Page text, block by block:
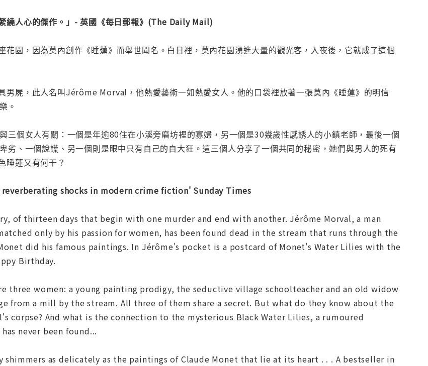
繞人心的傑作。」- 英國《每日郵報》(The Daily Mail)
花園，因為莫內創作《睡蓮》而舉世聞名。白日裡，莫內花園湧進大量的觀光客，入夜後，它就成了這個
男屍，此人名叫Jérôme Morval，他熱愛藝術一如熱愛女人。他的口袋裡放著一張莫內《睡蓮》的明信
。
三個女人有關：一個是年逾80住在小溪旁磨坊裡的寡婦，另一個是30幾歲性感誘人的小鎮老師，最後一個
劣、一個說謊、另一個則是眼中只有自己的自大狂。這三個人分享了一個共同的秘密，她們與男人的死有
睡蓮又有何干？
shocks in modern crime fiction' Sunday Times
of thirteen days that begin with one murder and end with another. Jérôme Morval, a man
only by his passion for women, has been found dead in the stream that runs through the
did his famous paintings. In Jérôme's pocket is a postcard of Monet's Water Lilies with the
Birthday.
three women: a young painting prodigy, the seductive village schoolteacher and an old widow
from a mill by the stream. All three of them share a secret. But what do they know about the
corpse? And what is the connection to the mysterious Black Water Lilies, a rumoured
never been found...
shimmers as delicately as the paintings of Claude Monet that lie at its heart . . . A bestseller in